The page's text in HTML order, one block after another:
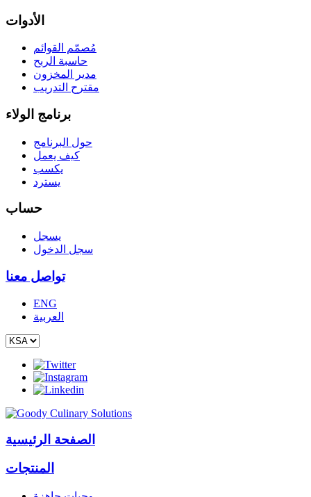
الأدوات
مُصمّم القوائم
حاسبة الربح
مدير المخزون
مقترح التدريب
برنامج الولاء
حول البرنامج
كيف يعمل
يكسب
يسترد
حساب
يسجل
سجل الدخول
تواصل معنا
ENG
العربية
الصفحة الرئيسية
المنتجات